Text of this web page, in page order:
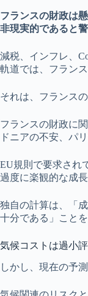
フランスの財政は
非現実的であると警
減税、インフレ、
軌道では、フラン
それは、フランス
フランスの財政に
ドニアの不安、パ
EU規則で要求され
過度に楽観的な成
独自の計算は、「
十分である」こと
気候コストは過小
しかし、現在の予